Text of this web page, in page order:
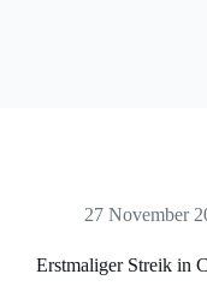
27 November
Erstmaliger Streik in